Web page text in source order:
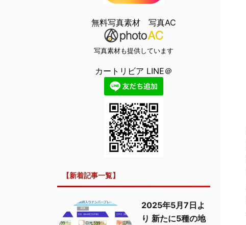
無料写真素材 写真AC
写真素材も提供しています
カートリビア LINE＠
【新着記事一覧】
2025年5月7日よ
り 新たに5種の地